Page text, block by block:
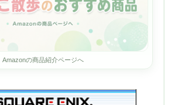
Amazonの商品紹介ページへ